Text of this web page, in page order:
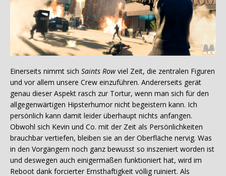
Einerseits nimmt sich Saints Rowviel Zeit, die zentralen Figuren
und vor allem unsere Crew einzuführen. Andererseits gerät
genau dieser Aspekt rasch zur Tortur, wenn man sich für den
allgegenwärtigen Hipsterhumor nicht begeistern kann. Ich
persönlich kann damit leider überhaupt nichts anfangen.
Obwohl sich Kevin und Co. mit der Zeit als Persönlichkeiten
brauchbar vertiefen, bleiben sie an der Oberfläche nervig. Was
in den Vorgängern noch ganz bewusst so inszeniert worden ist
und deswegen auch einigermaßen funktioniert hat, wird im
Reboot dank forcierter Ernsthaftigkeit völlig ruiniert. Als